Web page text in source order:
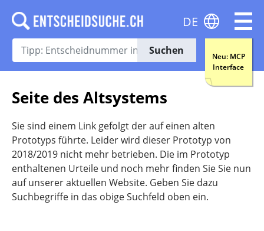
Suchen
Neu: MCP
Interface
DE
Seite des Altsystems
Sie sind einem Link gefolgt der auf einen alten
Prototyps führte. Leider wird dieser Prototyp von
2018/2019 nicht mehr betrieben. Die im Prototyp
enthaltenen Urteile und noch mehr finden Sie Sie nun
auf unserer aktuellen Website. Geben Sie dazu
Suchbegriffe in das obige Suchfeld oben ein.